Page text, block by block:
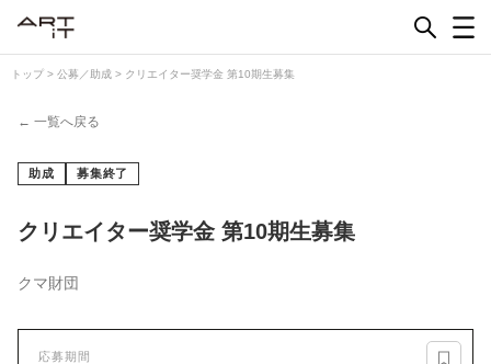
content
トップ > 公募／助成 > クリエイター奨学金 第10期生募集
← 一覧へ戻る
助成 募集終了
クリエイター奨学金 第10期生募集
クマ財団
応募期間